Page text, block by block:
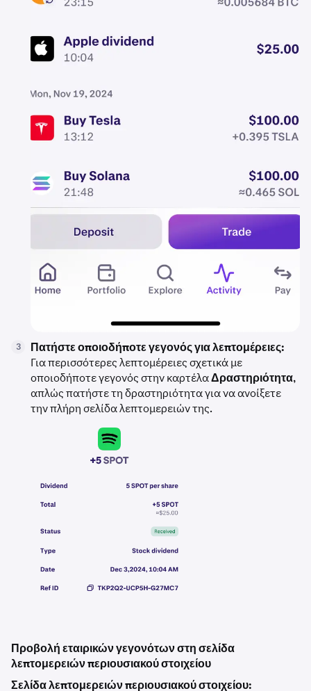
3
Πατήστε οποιοδήποτε γεγονός για λεπτομέρειες:
Για περισσότερες λεπτομέρειες σχετικά με
οποιοδήποτε γεγονός στην καρτέλαΔραστηριότητα,
απλώς πατήστε τη δραστηριότητα για να ανοίξετε
την πλήρη σελίδα λεπτομερειών της.
Προβολή εταιρικών γεγονότων στη σελίδα
λεπτομερειών περιουσιακού στοιχείου
Σελίδα λεπτομερειών περιουσιακού στοιχείου: